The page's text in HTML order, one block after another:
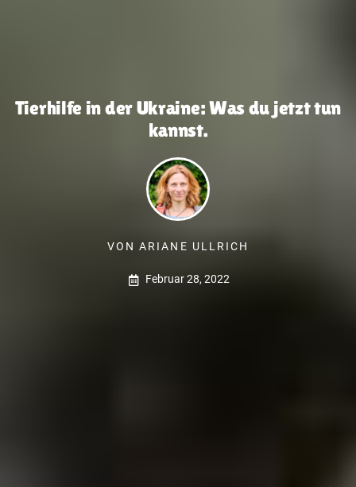
Tierhilfe in der Ukraine: Was du jetzt tun
kannst.
VON ARIANE ULLRICH
Februar 28, 2022